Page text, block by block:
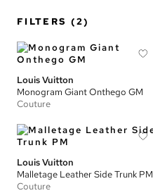
FILTERS (2)
Louis Vuitton
Monogram Giant Onthego GM
Couture
Louis Vuitton
Malletage Leather Side Trunk PM
Couture